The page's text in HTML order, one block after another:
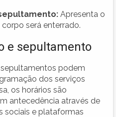
Apresenta o
será enterrado.
e sepultamento
podem
dos serviços
os horários são
antecedência através de
sociais e plataformas